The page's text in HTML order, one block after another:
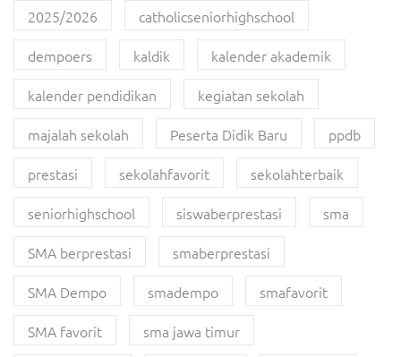
2025/2026
catholicseniorhighschool
dempoers
kaldik
kalender akademik
kalender pendidikan
kegiatan sekolah
majalah sekolah
Peserta Didik Baru
ppdb
prestasi
sekolahfavorit
sekolahterbaik
seniorhighschool
siswaberprestasi
sma
SMA berprestasi
smaberprestasi
SMA Dempo
smadempo
smafavorit
SMA favorit
sma jawa timur